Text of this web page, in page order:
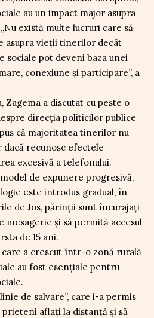
au un impact major asupra
există multe lucruri care să
asupra vieții tinerilor decât
sociale pot deveni baza unei
conexiune și participare”, a
Zagema a discutat cu peste o
direcția politicilor publice
că majoritatea tinerilor nu
recunosc efectele
excesivă a telefonului.
de expunere progresivă,
este introdus gradual, în
de Jos, părinții sunt încurajați
mesagerie și să permită accesul
de 15 ani.
a crescut într-o zonă rurală
au fost esențiale pentru
de salvare”, care i-a permis
aflați la distanță și să